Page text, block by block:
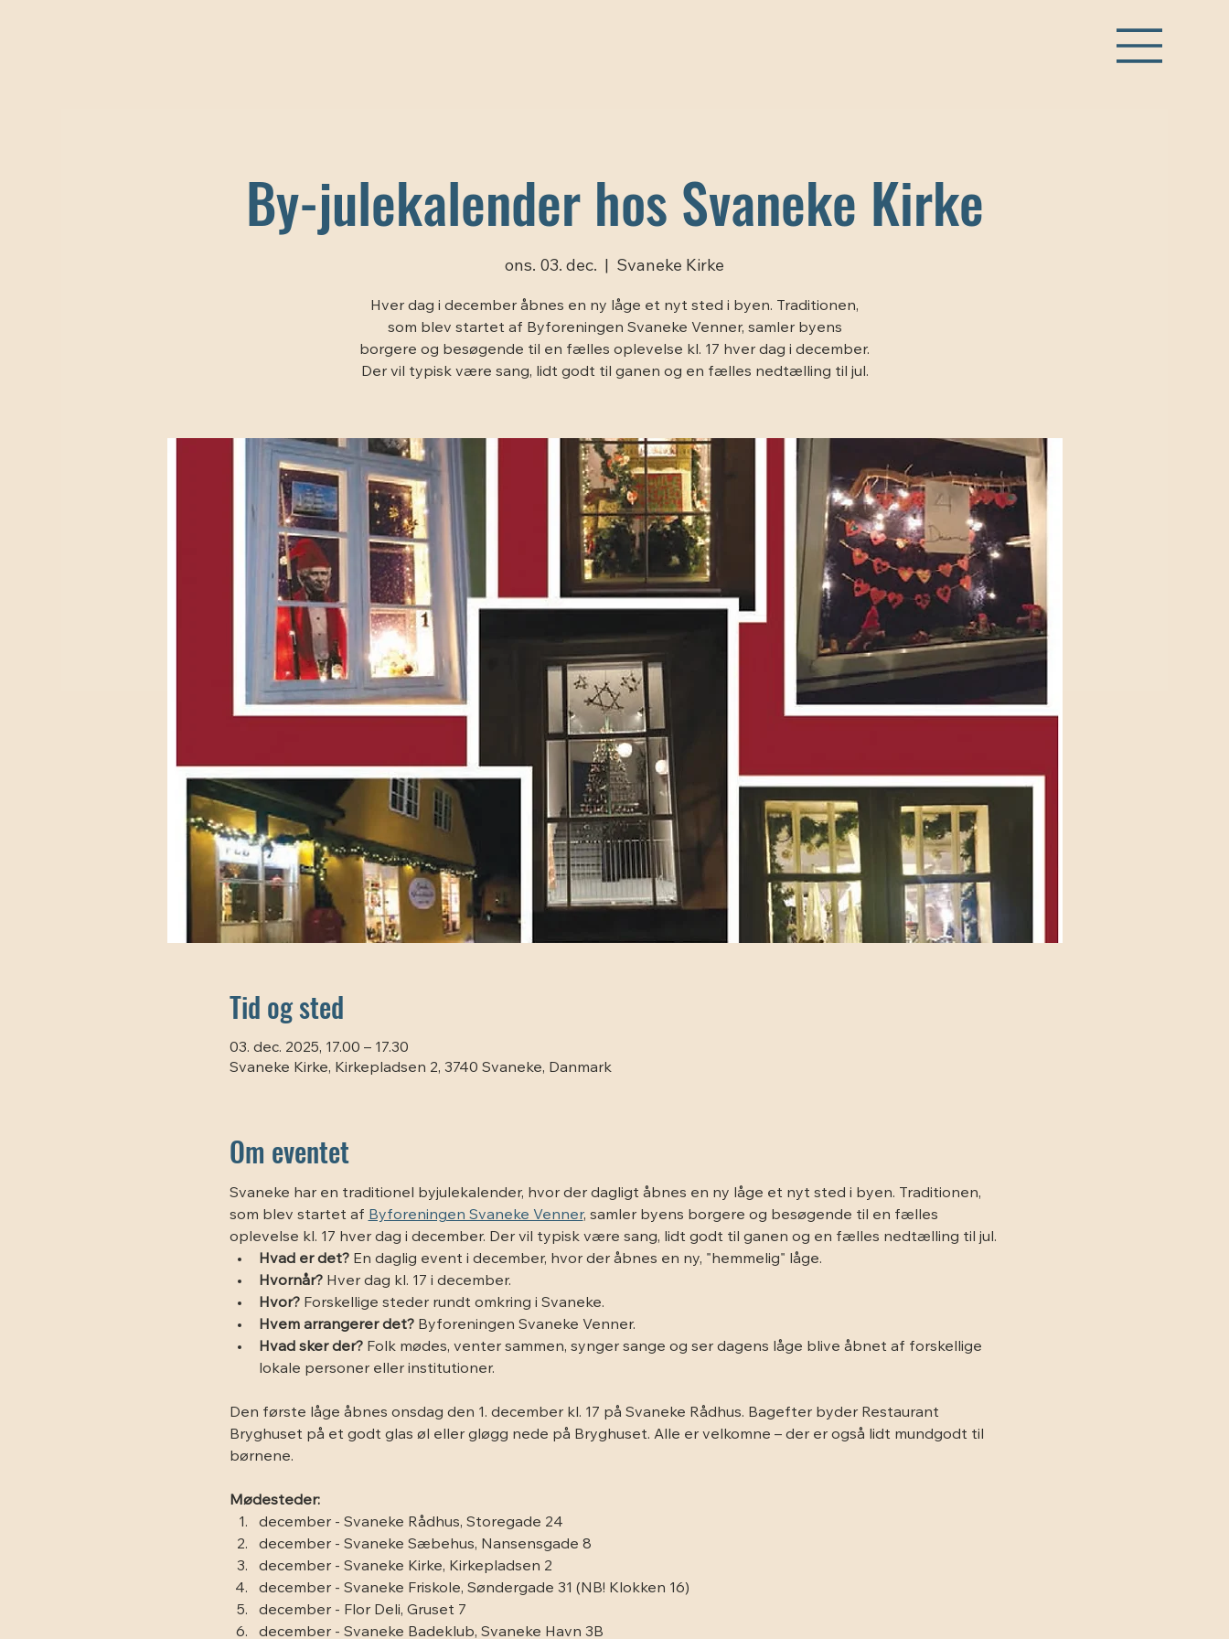
By-julekalender hos Svaneke Kirke
ons. 03. dec. Svaneke Kirke
Hver dag i december åbnes en ny låge et nyt sted i byen. Traditionen,
som blev startet af Byforeningen Svaneke Venner, samler byens
borgere og besøgende til en fælles oplevelse kl. 17 hver dag i december.
Der vil typisk være sang, lidt godt til ganen og en fælles nedtælling til jul.
Tid og sted
03. dec. 2025, 17.00 – 17.30
Svaneke Kirke, Kirkepladsen 2, 3740 Svaneke, Danmark
Om eventet
Svaneke har en traditionel byjulekalender, hvor der dagligt åbnes en ny låge et nyt sted i byen. Traditionen,
som blev startet af Byforeningen Svaneke Venner, samler byens borgere og besøgende til en fælles
oplevelse kl. 17 hver dag i december. Der vil typisk være sang, lidt godt til ganen og en fælles nedtælling til jul.
Hvad er det? En daglig event i december, hvor der åbnes en ny, "hemmelig" låge.
Hvornår? Hver dag kl. 17 i december.
Hvor? Forskellige steder rundt omkring i Svaneke.
Hvem arrangerer det? Byforeningen Svaneke Venner.
Hvad sker der? Folk mødes, venter sammen, synger sange og ser dagens låge blive åbnet af forskellige
lokale personer eller institutioner.
Den første låge åbnes onsdag den 1. december kl. 17 på Svaneke Rådhus. Bagefter byder Restaurant
Bryghuset på et godt glas øl eller gløgg nede på Bryghuset. Alle er velkomne – der er også lidt mundgodt til
børnene.
Mødesteder:
december - Svaneke Rådhus, Storegade 24
december - Svaneke Sæbehus, Nansensgade 8
december - Svaneke Kirke, Kirkepladsen 2
december - Svaneke Friskole, Søndergade 31 (NB! Klokken 16)
december - Flor Deli, Gruset 7
december - Svaneke Badeklub, Svaneke Havn 3B